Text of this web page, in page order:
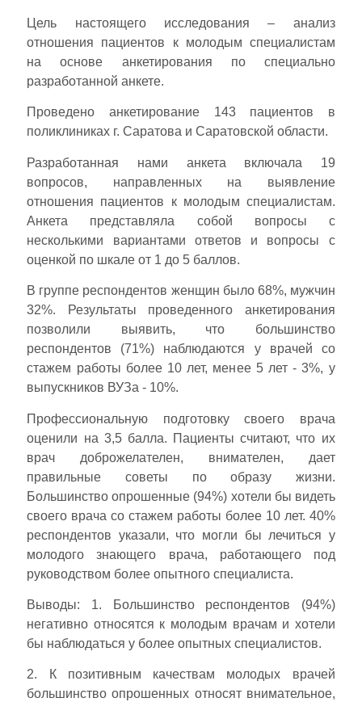
Цель настоящего исследования – анализ
отношения пациентов к молодым специалистам
на основе анкетирования по специально
разработанной анкете.
Проведено анкетирование 143 пациентов в
поликлиниках г. Саратова и Саратовской области.
Разработанная нами анкета включала 19
вопросов, направленных на выявление
отношения пациентов к молодым специалистам.
Анкета представляла собой вопросы с
несколькими вариантами ответов и вопросы с
оценкой по шкале от 1 до 5 баллов.
В группе респондентов женщин было 68%, мужчин
32%. Результаты проведенного анкетирования
позволили выявить, что большинство
респондентов (71%) наблюдаются у врачей со
стажем работы более 10 лет, менее 5 лет - 3%, у
выпускников ВУЗа - 10%.
Профессиональную подготовку своего врача
оценили на 3,5 балла. Пациенты считают, что их
врач доброжелателен, внимателен, дает
правильные советы по образу жизни.
Большинство опрошенные (94%) хотели бы видеть
своего врача со стажем работы более 10 лет. 40%
респондентов указали, что могли бы лечиться у
молодого знающего врача, работающего под
руководством более опытного специалиста.
Выводы: 1. Большинство респондентов (94%)
негативно относятся к молодым врачам и хотели
бы наблюдаться у более опытных специалистов.
2. К позитивным качествам молодых врачей
большинство опрошенных относят внимательное,